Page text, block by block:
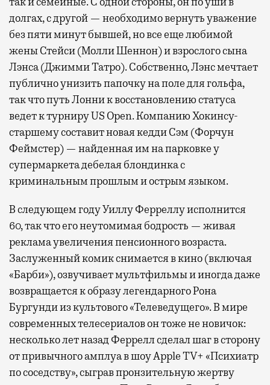
долгах, с другой — необходимо вернуть уважение
без пяти минут бывшей, но все еще любимой
жены Стейси (Молли Шеннон) и взрослого сына
Лэнса (Джимми Татро). Собственно, Лэнс мечтает
публично унизить папочку на поле для гольфа,
так что путь Лонни к восстановлению статуса
ведет к турниру US Open. Компанию Хокинсу-
старшему составит новая кедди Сэм (Форчун
Феймстер) — найденная им на парковке у
супермаркета дебелая блондинка с
криминальным прошлым и острым языком.
В следующем году Уиллу Ферреллу исполнится
60, так что его неутомимая бодрость — живая
реклама увеличения пенсионного возраста.
Заслуженный комик снимается в кино (включая
«Барби»), озвучивает мультфильмы и иногда даже
возвращается к образу легендарного Рона
Бургунди из культового «Телеведущего». В мире
современных телесериалов он тоже не новичок:
несколько лет назад Феррелл сделал шаг в сторону
от привычного амплуа в шоу Apple TV+ «Психиатр
по соседству», сыграв пронзительную жертву